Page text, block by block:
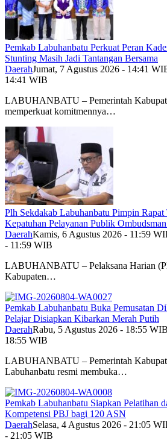
Pemkab Labuhanbatu Perkuat Peran
Stunting Masih Jadi Tantangan Bersama
DaerahJumat, 7 Agustus 2026 - 14:41
14:41 WIB
LABUHANBATU – Pemerintah
memperkuat komitmennya…
Plh Sekdakab Labuhanbatu Pimpin
Kepatuhan Pelayanan Publik
DaerahKamis, 6 Agustus 2026 - 11:59
- 11:59 WIB
LABUHANBATU – Pelaksana Harian
Kabupaten…
Pemkab Labuhanbatu Buka Pemusatan
Pelajar Disiapkan Kibarkan Merah Putih
DaerahRabu, 5 Agustus 2026 - 18:55 WIB
18:55 WIB
LABUHANBATU – Pemerintah
Labuhanbatu resmi membuka…
Pemkab Labuhanbatu Siapkan Pelatihan
Kompetensi PBJ bagi 120 ASN
DaerahSelasa, 4 Agustus 2026 - 21:05
- 21:05 WIB